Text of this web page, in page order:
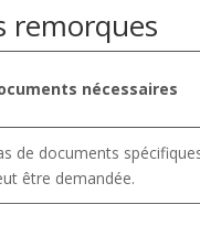
remorques
nécessaires
de documents
être demandée.